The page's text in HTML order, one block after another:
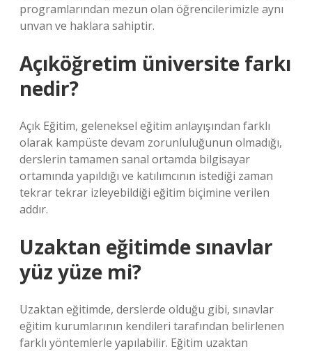
programlarından mezun olan öğrencilerimizle aynı
unvan ve haklara sahiptir.
Açıköğretim üniversite farkı
nedir?
Açık Eğitim, geleneksel eğitim anlayışından farklı
olarak kampüste devam zorunluluğunun olmadığı,
derslerin tamamen sanal ortamda bilgisayar
ortamında yapıldığı ve katılımcının istediği zaman
tekrar tekrar izleyebildiği eğitim biçimine verilen
addır.
Uzaktan eğitimde sınavlar
yüz yüze mi?
Uzaktan eğitimde, derslerde olduğu gibi, sınavlar
eğitim kurumlarının kendileri tarafından belirlenen
farklı yöntemlerle yapılabilir. Eğitim uzaktan